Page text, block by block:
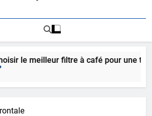
le meilleur filtre à café pour une